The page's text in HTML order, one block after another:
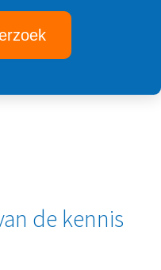
de kennis